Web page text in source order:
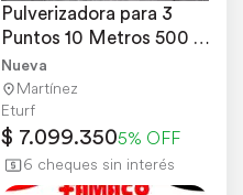
Pulverizadora para 3
Puntos 10 Metros 500
Litros
Nueva
Martínez
Eturf
$ 7.099.3505% OFF
6 cheques sin interés